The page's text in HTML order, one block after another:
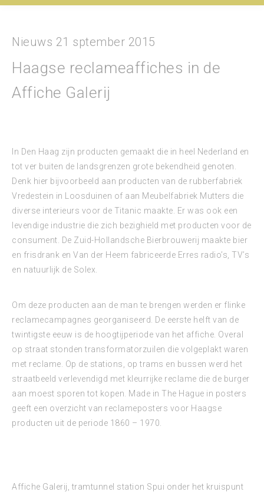
Nieuws 21 sptember 2015
Haagse reclameaffiches in de
Affiche Galerij
In Den Haag zijn producten gemaakt die in heel Nederland en
tot ver buiten de landsgrenzen grote bekendheid genoten.
Denk hier bijvoorbeeld aan producten van de rubberfabriek
Vredestein in Loosduinen of aan Meubelfabriek Mutters die
diverse interieurs voor de Titanic maakte. Er was ook een
levendige industrie die zich bezighield met producten voor de
consument. De Zuid-Hollandsche Bierbrouwerij maakte bier
en frisdrank en Van der Heem fabriceerde Erres radio’s, TV’s
en natuurlijk de Solex.
Om deze producten aan de man te brengen werden er flinke
reclamecampagnes georganiseerd. De eerste helft van de
twintigste eeuw is de hoogtijperiode van het affiche. Overal
op straat stonden transformatorzuilen die volgeplakt waren
met reclame. Op de stations, op trams en bussen werd het
straatbeeld verlevendigd met kleurrijke reclame die de burger
aan moest sporen tot kopen. Made in The Hague in posters
geeft een overzicht van reclameposters voor Haagse
producten uit de periode 1860 – 1970.
Affiche Galerij, tramtunnel station Spui onder het kruispunt